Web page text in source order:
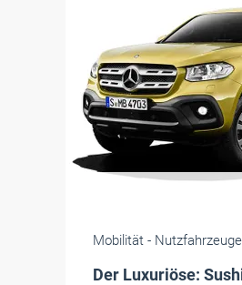
Mobilität - Nutzfahrzeuge
Der Luxuriöse: